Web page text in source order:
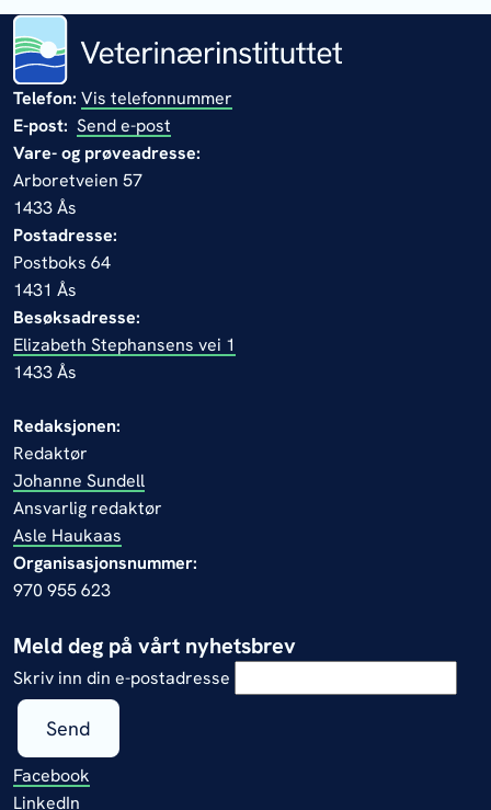
Telefon: Vis telefonnummer
E-post: Send e-post
Vare- og prøveadresse:
Arboretveien 57
1433 Ås
Postadresse:
Postboks 64
1431 Ås
Besøksadresse:
Elizabeth Stephansens vei 1
1433 Ås
Redaksjonen:
Redaktør
Johanne Sundell
Ansvarlig redaktør
Asle Haukaas
Organisasjonsnummer:
970 955 623
Meld deg på vårt nyhetsbrev
Skriv inn din e-postadresse
Send
Facebook
LinkedIn